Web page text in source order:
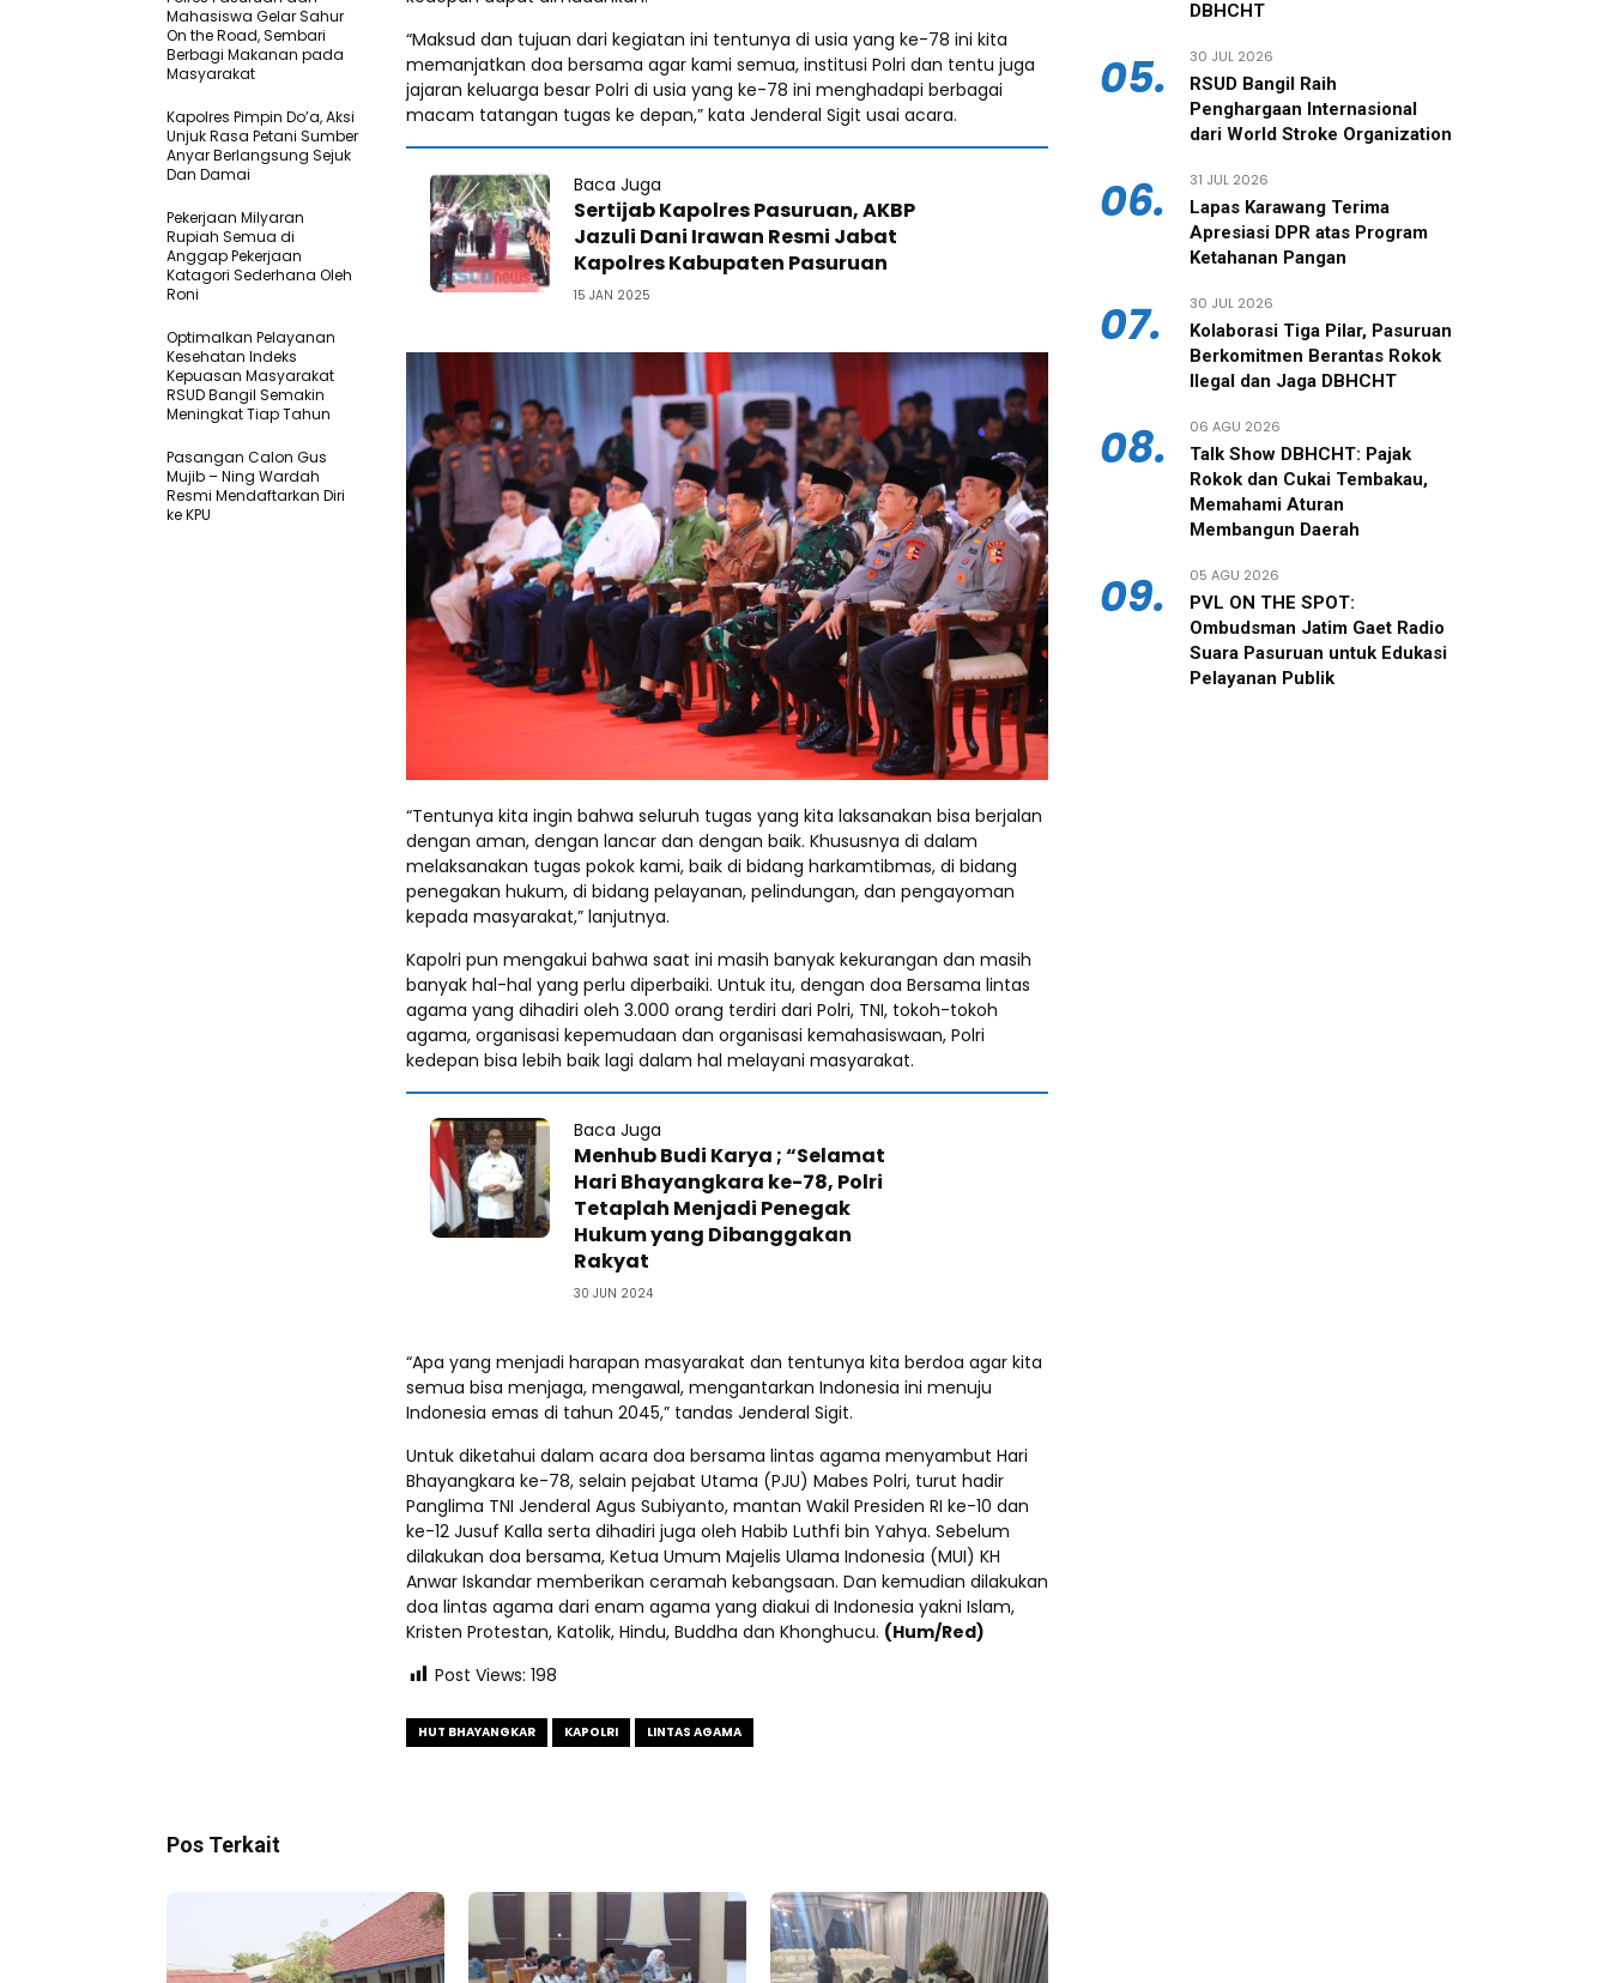
“Maksud dan tujuan dari kegiatan ini tentunya di usia yang ke-78 ini kita
memanjatkan doa bersama agar kami semua, institusi Polri dan tentu juga
jajaran keluarga besar Polri di usia yang ke-78 ini menghadapi berbagai
macam tatangan tugas ke depan,” kata Jenderal Sigit usai acara.
Baca Juga
Sertijab Kapolres Pasuruan, AKBP
Jazuli Dani Irawan Resmi Jabat
Kapolres Kabupaten Pasuruan
15 JAN 2025
“Tentunya kita ingin bahwa seluruh tugas yang kita laksanakan bisa berjalan
dengan aman, dengan lancar dan dengan baik. Khususnya di dalam
melaksanakan tugas pokok kami, baik di bidang harkamtibmas, di bidang
penegakan hukum, di bidang pelayanan, pelindungan, dan pengayoman
kepada masyarakat,” lanjutnya.
Kapolri pun mengakui bahwa saat ini masih banyak kekurangan dan masih
banyak hal-hal yang perlu diperbaiki. Untuk itu, dengan doa Bersama lintas
agama yang dihadiri oleh 3.000 orang terdiri dari Polri, TNI, tokoh-tokoh
agama, organisasi kepemudaan dan organisasi kemahasiswaan, Polri
kedepan bisa lebih baik lagi dalam hal melayani masyarakat.
Baca Juga
Menhub Budi Karya ; “Selamat
Hari Bhayangkara ke-78, Polri
Tetaplah Menjadi Penegak
Hukum yang Dibanggakan
Rakyat
30 JUN 2024
“Apa yang menjadi harapan masyarakat dan tentunya kita berdoa agar kita
semua bisa menjaga, mengawal, mengantarkan Indonesia ini menuju
Indonesia emas di tahun 2045,” tandas Jenderal Sigit.
Untuk diketahui dalam acara doa bersama lintas agama menyambut Hari
Bhayangkara ke-78, selain pejabat Utama (PJU) Mabes Polri, turut hadir
Panglima TNI Jenderal Agus Subiyanto, mantan Wakil Presiden RI ke-10 dan
ke-12 Jusuf Kalla serta dihadiri juga oleh Habib Luthfi bin Yahya. Sebelum
dilakukan doa bersama, Ketua Umum Majelis Ulama Indonesia (MUI) KH
Anwar Iskandar memberikan ceramah kebangsaan. Dan kemudian dilakukan
doa lintas agama dari enam agama yang diakui di Indonesia yakni Islam,
Kristen Protestan, Katolik, Hindu, Buddha dan Khonghucu. (Hum/Red)
Post Views: 198
HUT BHAYANGKAR KAPOLRI LINTAS AGAMA
Mahasiswa Gelar Sahur
On the Road, Sembari
Berbagi Makanan pada
Masyarakat
Kapolres Pimpin Do’a, Aksi
Unjuk Rasa Petani Sumber
Anyar Berlangsung Sejuk
Dan Damai
Pekerjaan Milyaran
Rupiah Semua di
Anggap Pekerjaan
Katagori Sederhana Oleh
Roni
Optimalkan Pelayanan
Kesehatan Indeks
Kepuasan Masyarakat
RSUD Bangil Semakin
Meningkat Tiap Tahun
Pasangan Calon Gus
Mujib – Ning Wardah
Resmi Mendaftarkan Diri
ke KPU
Pos Terkait
DBHCHT
05. 30 JUL 2026
RSUD Bangil Raih
Penghargaan Internasional
dari World Stroke Organization
06. 31 JUL 2026
Lapas Karawang Terima
Apresiasi DPR atas Program
Ketahanan Pangan
07. 30 JUL 2026
‎Kolaborasi Tiga Pilar, Pasuruan
Berkomitmen Berantas Rokok
Ilegal dan Jaga DBHCHT
08. 06 AGU 2026
‎Talk Show DBHCHT: Pajak
Rokok dan Cukai Tembakau,
Memahami Aturan
Membangun Daerah
09. 05 AGU 2026
PVL ON THE SPOT:
Ombudsman Jatim Gaet Radio
Suara Pasuruan untuk Edukasi
Pelayanan Publik